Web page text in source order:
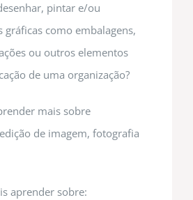
pintar e/ou
gráficas como embalagens,
ou outros elementos
de uma organização?
mais sobre
de imagem, fotografia
aprender sobre: